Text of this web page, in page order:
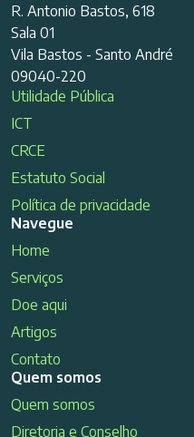
R. Antonio Bastos, 618
Sala 01
Vila Bastos - Santo André
09040-220
Utilidade Pública
ICT
CRCE
Estatuto Social
Política de privacidade
Navegue
Home
Serviços
Doe aqui
Artigos
Contato
Quem somos
Quem somos
Diretoria e Conselho